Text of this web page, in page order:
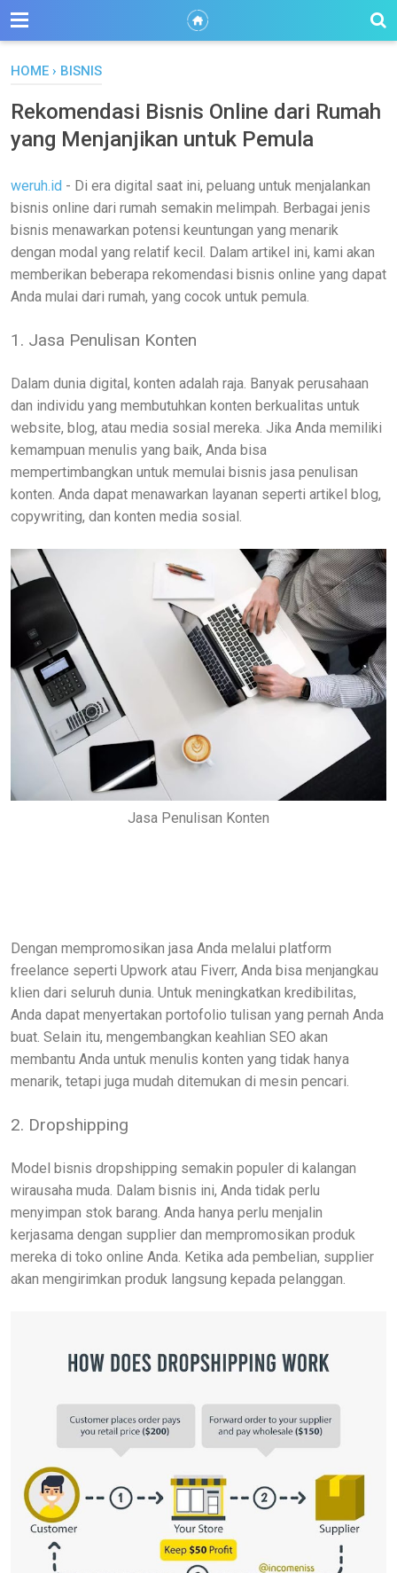
HOME › BISNIS
Rekomendasi Bisnis Online dari Rumah
yang Menjanjikan untuk Pemula
weruh.id - Di era digital saat ini, peluang untuk menjalankan
bisnis online dari rumah semakin melimpah. Berbagai jenis
bisnis menawarkan potensi keuntungan yang menarik
dengan modal yang relatif kecil. Dalam artikel ini, kami akan
memberikan beberapa rekomendasi bisnis online yang dapat
Anda mulai dari rumah, yang cocok untuk pemula.
1. Jasa Penulisan Konten
Dalam dunia digital, konten adalah raja. Banyak perusahaan
dan individu yang membutuhkan konten berkualitas untuk
website, blog, atau media sosial mereka. Jika Anda memiliki
kemampuan menulis yang baik, Anda bisa
mempertimbangkan untuk memulai bisnis jasa penulisan
konten. Anda dapat menawarkan layanan seperti artikel blog,
copywriting, dan konten media sosial.
Jasa Penulisan Konten
Dengan mempromosikan jasa Anda melalui platform
freelance seperti Upwork atau Fiverr, Anda bisa menjangkau
klien dari seluruh dunia. Untuk meningkatkan kredibilitas,
Anda dapat menyertakan portofolio tulisan yang pernah Anda
buat. Selain itu, mengembangkan keahlian SEO akan
membantu Anda untuk menulis konten yang tidak hanya
menarik, tetapi juga mudah ditemukan di mesin pencari.
2. Dropshipping
Model bisnis dropshipping semakin populer di kalangan
wirausaha muda. Dalam bisnis ini, Anda tidak perlu
menyimpan stok barang. Anda hanya perlu menjalin
kerjasama dengan supplier dan mempromosikan produk
mereka di toko online Anda. Ketika ada pembelian, supplier
akan mengirimkan produk langsung kepada pelanggan.